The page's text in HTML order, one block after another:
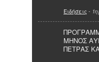
Ειδήσεις -
ΜΗΝΟΣ
ΠΕΤΡΑΣ